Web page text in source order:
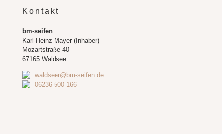
Kontakt
bm-seifen
Karl-Heinz Mayer (Inhaber)
Mozartstraße 40
67165 Waldsee
waldseer@bm-seifen.de
06236 500 166